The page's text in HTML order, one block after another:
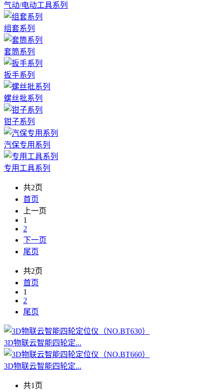
气动/电动工具系列
组套系列
套筒系列
扳手系列
螺丝批系列
钳子系列
汽保专用系列
专用工具系列
共2页
首页
上一页
1
2
下一页
尾页
共2页
首页
1
2
尾页
3D物联云智能四轮定...
3D物联云智能四轮定...
共1页